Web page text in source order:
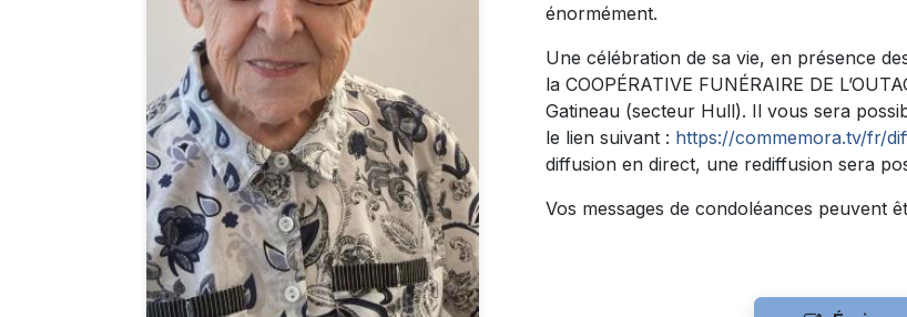
énormément.
Une célébration de sa vie, en présence
la COOPÉRATIVE FUNÉRAIRE DE
Gatineau (secteur Hull). Il vous sera
le lien suivant : https://commemora.tv/fr/
diffusion en direct, une rediffusion sera
Vos messages de condoléances peuvent